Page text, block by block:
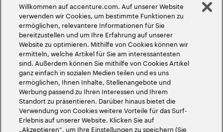
2026Accenture. Alle Rechte vorbehalten
Willkommen auf accenture.com. Auf unserer Website
verwenden wir Cookies, um bestimmte Funktionen zu
ermöglichen, relevantere Informationen für Sie
bereitzustellen und um Ihre Erfahrung auf unserer
Website zu optimieren. Mithilfe von Cookies können wir
ermitteln, welche Artikel für Sie am interessantesten
sind. Außerdem können Sie mithilfe von Cookies Artikel
ganz einfach in sozialen Medien teilen und es uns
ermöglichen, Ihnen Inhalte, Stellenangebote und
Werbung passend zu Ihren Interessen und Ihrem
Standort zu präsentieren. Darüber hinaus bietet die
Verwendung von Cookies weitere Vorteile für das Surf-
Erlebnis auf unserer Website. Klicken Sie auf
„Akzeptieren“, um Ihre Einstellungen zu speichern (Sie